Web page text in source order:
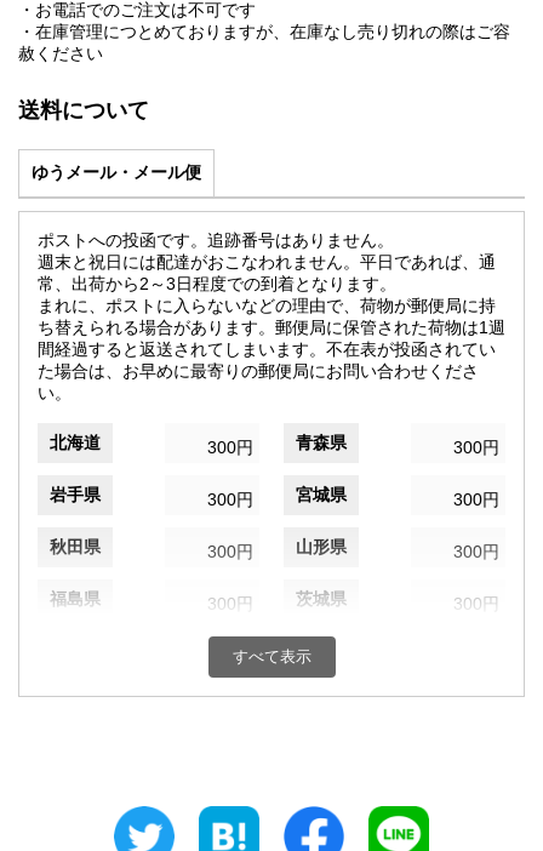
・お電話でのご注文は不可です
・在庫管理につとめておりますが、在庫なし売り切れの際はご容
赦ください
送料について
ゆうメール・メール便
ポストへの投函です。追跡番号はありません。
週末と祝日には配達がおこなわれません。平日であれば、通
常、出荷から2～3日程度での到着となります。
まれに、ポストに入らないなどの理由で、荷物が郵便局に持
ち替えられる場合があります。郵便局に保管された荷物は1週
間経過すると返送されてしまいます。不在表が投函されてい
た場合は、お早めに最寄りの郵便局にお問い合わせくださ
い。
北海道 300円 青森県 300円
岩手県 300円 宮城県 300円
秋田県 300円 山形県 300円
福島県 300円 茨城県 300円
300円 群馬県
埼玉県 千葉県
300円 富山県
すべて表示